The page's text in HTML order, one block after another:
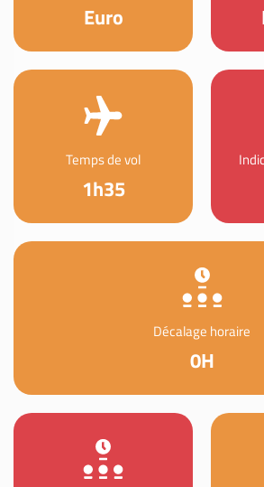
Euro
Temps de vol
1h35
Décalage horaire
0H